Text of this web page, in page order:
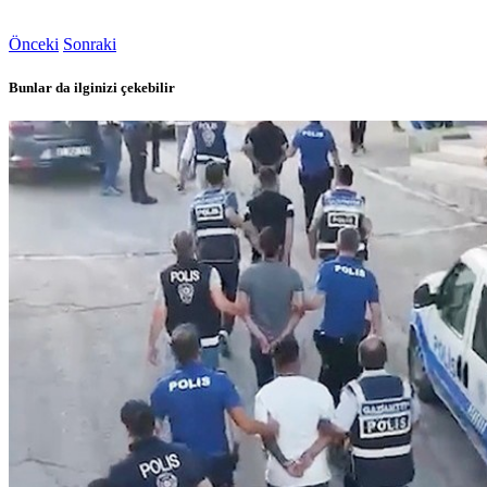
Önceki Sonraki
Bunlar da ilginizi çekebilir